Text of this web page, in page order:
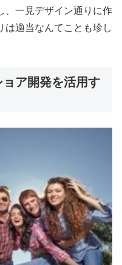
、一見デザイン通りに作
は適当なんてことも珍し
ア開発を活用す